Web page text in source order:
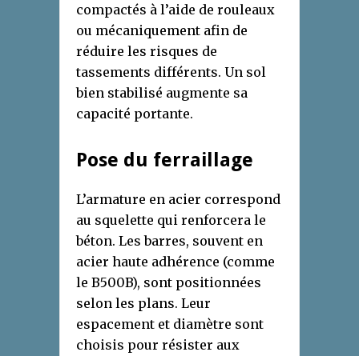
compactés à l’aide de rouleaux
ou mécaniquement afin de
réduire les risques de
tassements différents. Un sol
bien stabilisé augmente sa
capacité portante.
Pose du ferraillage
L’armature en acier correspond
au squelette qui renforcera le
béton. Les barres, souvent en
acier haute adhérence (comme
le B500B), sont positionnées
selon les plans. Leur
espacement et diamètre sont
choisis pour résister aux